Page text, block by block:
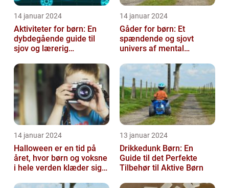
14 januar 2024
Aktiviteter for børn: En
dybdegående guide til
sjov og lærerig
14 januar 2024
Gåder for børn: Et
spændende og sjovt
univers af mental
14 januar 2024
Halloween er en tid på
året, hvor børn og voksne
i hele verden klæder sig
13 januar 2024
Drikkedunk Børn: En
Guide til det Perfekte
Tilbehør til Aktive Børn